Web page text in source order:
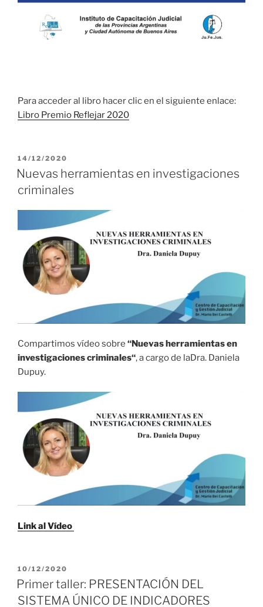
Para acceder al libro hacer clic en el siguiente enlace:
Libro Premio Reflejar 2020
PUBLICADO
EL
14/12/2020
Nuevas herramientas en investigaciones
criminales
Compartimos vídeo sobre “Nuevas herramientas en
investigaciones criminales“, a cargo de laDra. Daniela
Dupuy.
Link al Vídeo
PUBLICADO
EL
10/12/2020
Primer taller: PRESENTACIÓN DEL
SISTEMA ÚNICO DE INDICADORES